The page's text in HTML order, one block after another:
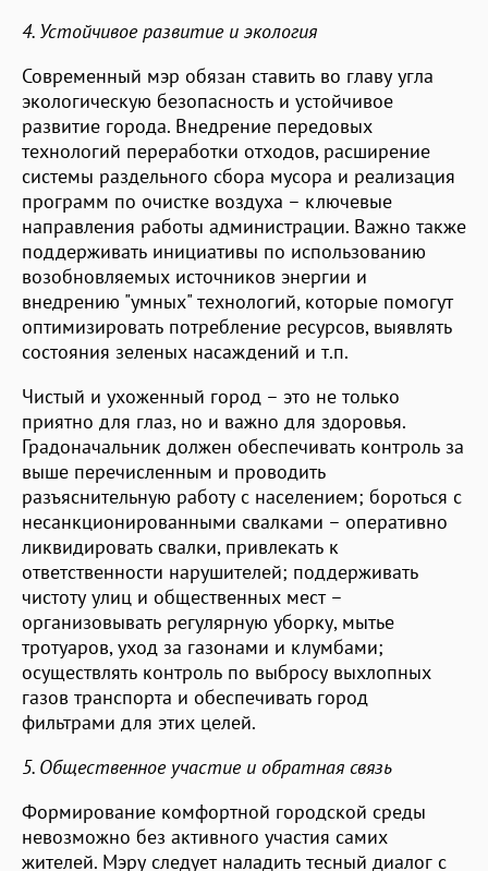
4. Устойчивое развитие и экология
Современный мэр обязан ставить во главу угла
экологическую безопасность и устойчивое
развитие города. Внедрение передовых
технологий переработки отходов, расширение
системы раздельного сбора мусора и реализация
программ по очистке воздуха – ключевые
направления работы администрации. Важно также
поддерживать инициативы по использованию
возобновляемых источников энергии и
внедрению "умных" технологий, которые помогут
оптимизировать потребление ресурсов, выявлять
состояния зеленых насаждений и т.п.
Чистый и ухоженный город – это не только
приятно для глаз, но и важно для здоровья.
Градоначальник должен обеспечивать контроль за
выше перечисленным и проводить
разъяснительную работу с населением; бороться с
несанкционированными свалками – оперативно
ликвидировать свалки, привлекать к
ответственности нарушителей; поддерживать
чистоту улиц и общественных мест –
организовывать регулярную уборку, мытье
тротуаров, уход за газонами и клумбами;
осуществлять контроль по выбросу выхлопных
газов транспорта и обеспечивать город
фильтрами для этих целей.
5. Общественное участие и обратная связь
Формирование комфортной городской среды
невозможно без активного участия самих
жителей. Мэру следует наладить тесный диалог с